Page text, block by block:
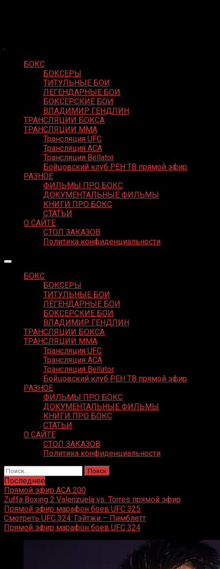
БОКС
БОКСЕРЫ
ТИТУЛЬНЫЕ БОИ
ЛЕГЕНДАРНЫЕ БОИ
БОКСЕРСКИЕ БОИ
ВЛАДИМИР ГЕНДЛИН
ТРАНСЛЯЦИИ БОКСА
ТРАНСЛЯЦИИ MMA
Трансляция UFC
Трансляция ACA
Трансляция Bellator
Бойцовский клуб РЕН ТВ прямой эфир
РАЗНОЕ
ФИЛЬМЫ ПРО БОКС
ДОКУМЕНТАЛЬНЫЕ ФИЛЬМЫ
КНИГИ ПРО БОКС
СТАТЬИ
О САЙТЕ
СТОЛ ЗАКАЗОВ
Политика конфиденциальности
БОКС
БОКСЕРЫ
ТИТУЛЬНЫЕ БОИ
ЛЕГЕНДАРНЫЕ БОИ
БОКСЕРСКИЕ БОИ
ВЛАДИМИР ГЕНДЛИН
ТРАНСЛЯЦИИ БОКСА
ТРАНСЛЯЦИИ MMA
Трансляция UFC
Трансляция ACA
Трансляция Bellator
Бойцовский клуб РЕН ТВ прямой эфир
РАЗНОЕ
ФИЛЬМЫ ПРО БОКС
ДОКУМЕНТАЛЬНЫЕ ФИЛЬМЫ
КНИГИ ПРО БОКС
СТАТЬИ
О САЙТЕ
СТОЛ ЗАКАЗОВ
Политика конфиденциальности
Найти:
Последнее
Прямой эфир ACA 200
Zuffa Boxing 2 Valenzuela vs. Torres прямой эфир
Прямой эфир марафон боев UFC 325
Смотреть UFC 324: Гэйтжи – Пимблетт
Прямой эфир марафон боев UFC 324